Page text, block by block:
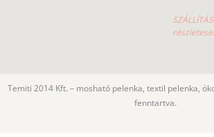
Temiti 2014 Kft. – mosható pelenka, textil pelenka,
fenntartva.